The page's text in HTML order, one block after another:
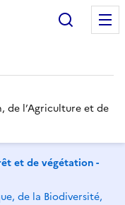
de l’Agriculture et de
et de végétation -
de la Biodiversité,